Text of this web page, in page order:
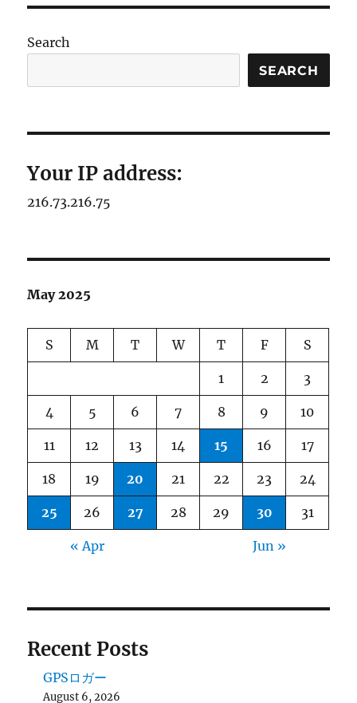
Search
SEARCH
Your IP address:
216.73.216.75
May 2025
S M T W T F S
1 2 3
4 5 6 7 8 9 10
11 12 13 14 15 16 17
18 19 20 21 22 23 24
25 26 27 28 29 30 31
« Apr Jun »
Recent Posts
GPSロガー
August 6, 2026